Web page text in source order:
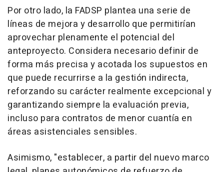
Por otro lado, la FADSP plantea una serie de
líneas de mejora y desarrollo que permitirían
aprovechar plenamente el potencial del
anteproyecto. Considera necesario definir de
forma más precisa y acotada los supuestos en
que puede recurrirse a la gestión indirecta,
reforzando su carácter realmente excepcional y
garantizando siempre la evaluación previa,
incluso para contratos de menor cuantía en
áreas asistenciales sensibles.
Asimismo, "establecer, a partir del nuevo marco